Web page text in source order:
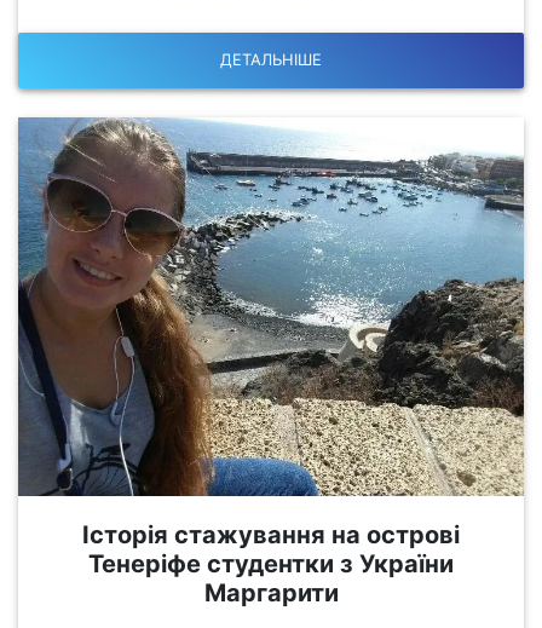
ДЕТАЛЬНІШЕ
Історія стажування на острові
Тенеріфе студентки з України
Маргарити